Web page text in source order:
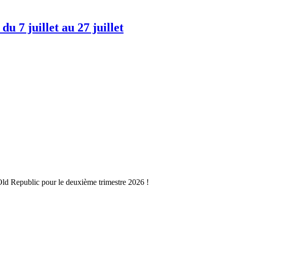
du 7 juillet au 27 juillet
Republic pour le deuxième trimestre 2026 !